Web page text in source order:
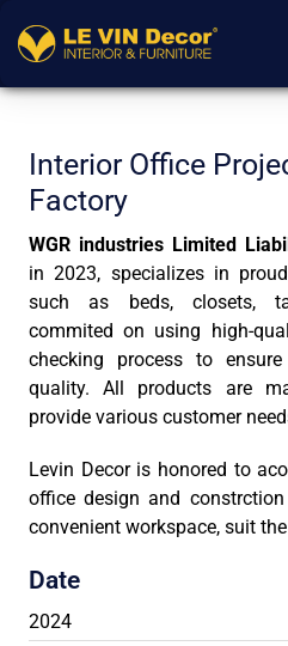
Interior Office
Factory
WGR industries Limited
in 2023, specializes in
such as beds, closets,
commited on using high-
checking process to
quality. All products are
provide various customer
Levin Decor is honored to
office design and
convenient workspace, suit
Date
2024